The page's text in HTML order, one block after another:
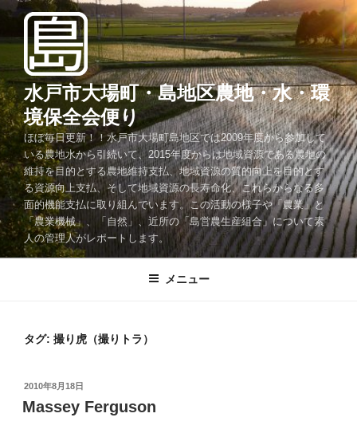
コ
テ
ン
ツ
へ
ス
キ
ッ
プ
水戸市大場町・島地区農地・水・環
境保全会便り
ほぼ毎日更新！！水戸市大場町島地区では2009年度から参加して
いる農地水から引続いて、2015年度からは地域資源である農地の
維持を目的とする農地維持支払、地域資源の質的向上を目的とす
る資源向上支払、そして地域資源の長寿命化、これらからなる多
面的機能支払に取り組んでいます。この活動の様子や「農業」と
「農業機械」、「自然」、近所の「島営農生産組合」について素
人の管理人がレポートします。
メニュー
タグ: 撮り虎（撮りトラ）
投
稿
日:
2010年8月18日
Massey Ferguson